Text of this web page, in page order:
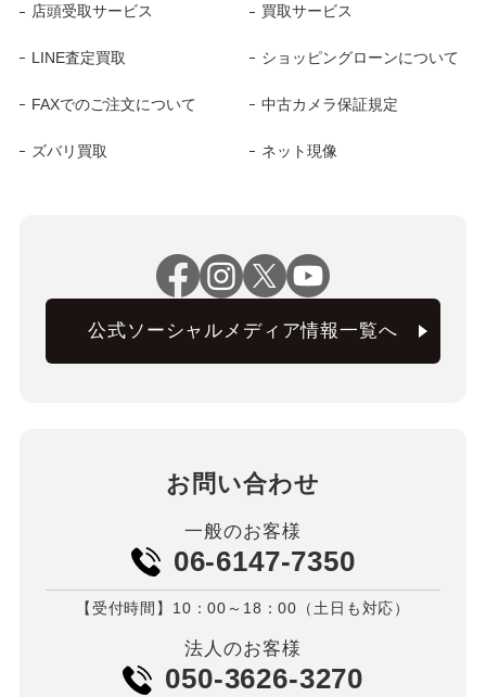
店頭受取サービス 買取サービス
LINE査定買取 ショッピングローンについて
FAXでのご注文について 中古カメラ保証規定
ズバリ買取 ネット現像
公式ソーシャルメディア情報一覧へ
お問い合わせ
一般のお客様
06-6147-7350
【受付時間】10：00～18：00（土日も対応）
法人のお客様
050-3626-3270